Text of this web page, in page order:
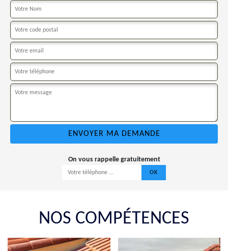
On vous rappelle gratuitement
NOS COMPÉTENCES